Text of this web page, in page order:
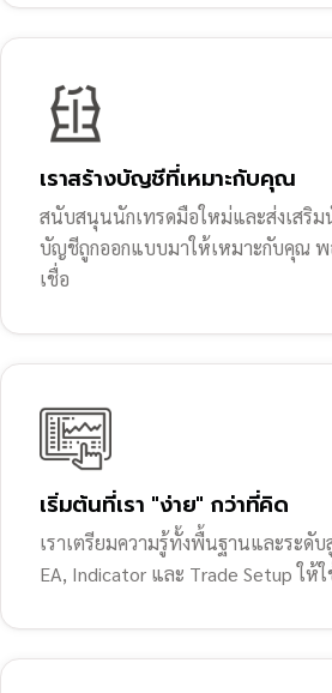
เราสร้างบัญชีที่เหมาะกับคุณ
สนับสนุนนักเทรดมือใหม่และส่งเสริ
บัญชีถูกออกแบบมาให้เหมาะกับคุณ พ
เชื่อ
เริ่มต้นที่เรา "ง่าย" กว่าที่คิด
เราเตรียมความรู้ทั้งพื้นฐานและระดั
EA, Indicator และ Trade Setup ให้